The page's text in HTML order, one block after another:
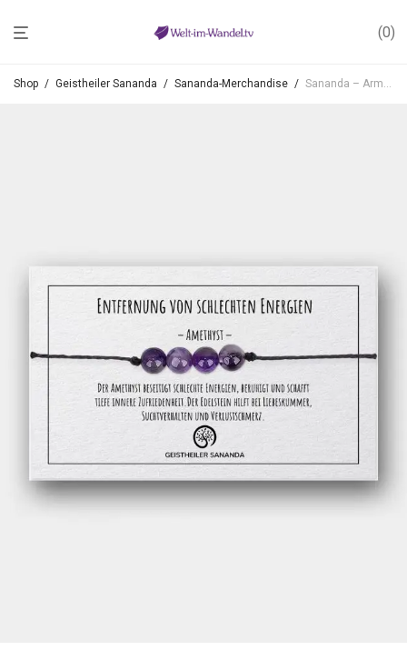
0
Shop / Geistheiler Sananda / Sananda-Merchandise / Sananda – Armband mit Amethyst